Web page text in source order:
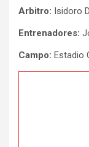
Arbitro: Isidoro
Entrenadores:
Campo: Estadio